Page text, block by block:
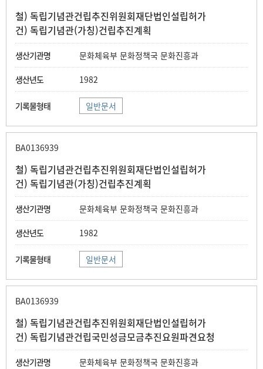
철) 독립기념관건립추진위원회재단법인설립허가
건) 독립기념관(가칭)건립추진계획
문화체육부 문화정책국 문화진흥과
1982
일반문서
BA0136939
철) 독립기념관건립추진위원회재단법인설립허가
건) 독립기념관(가칭)건립추진계획
문화체육부 문화정책국 문화진흥과
1982
일반문서
BA0136939
철) 독립기념관건립추진위원회재단법인설립허가
건) 독립기념관건립국민성금모금추진요원파견요청
문화체육부 문화정책국 문화진흥과